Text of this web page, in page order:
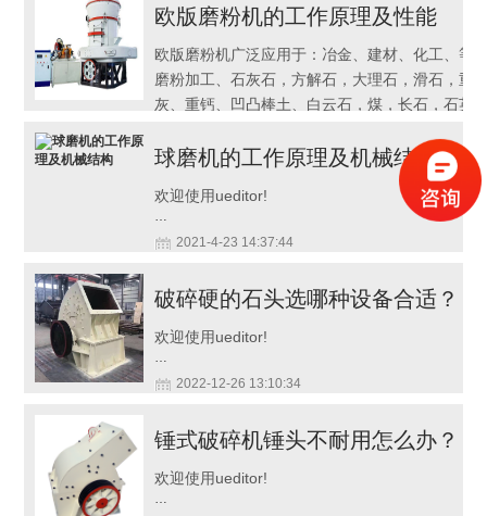
欧版磨粉机的工作原理及性能
欧版磨粉机广泛应用于：冶金、建材、化工、等
磨粉加工、石灰石，方解石，大理石，滑石，重
灰、重钙、凹凸棒土、白云石，煤，长石，石英
石，萤石，矿渣，水泥熟料，铝矾土，高岭土，水泥（生熟料）
焦，粉煤灰，氧化铁红……
2020-11-10 16:11:35
球磨机的工作原理及机械结构
欢迎使用ueditor!
…
2021-4-23 14:37:44
破碎硬的石头选哪种设备合适？
欢迎使用ueditor!
…
2022-12-26 13:10:34
锤式破碎机锤头不耐用怎么办？
欢迎使用ueditor!
…